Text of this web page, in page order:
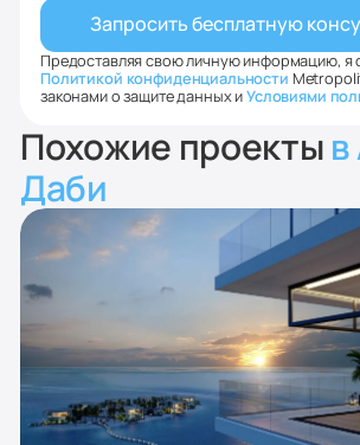
Предоставляя свою личную информацию, я
Политикой конфиденциальности
законами о защите данных иУсловиями
Похожие проекты
Даби